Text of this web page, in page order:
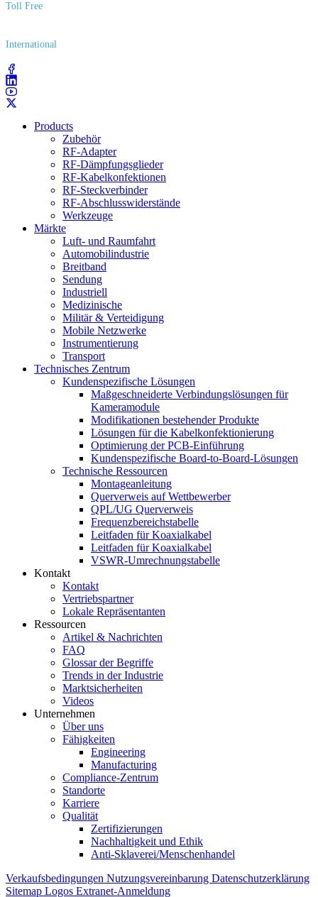
Toll Free
International
Products
Zubehör
RF-Adapter
RF-Dämpfungsglieder
RF-Kabelkonfektionen
RF-Steckverbinder
RF-Abschlusswiderstände
Werkzeuge
Märkte
Luft- und Raumfahrt
Automobilindustrie
Breitband
Sendung
Industriell
Medizinische
Militär & Verteidigung
Mobile Netzwerke
Instrumentierung
Transport
Technisches Zentrum
Kundenspezifische Lösungen
Maßgeschneiderte Verbindungslösungen für
Kameramodule
Modifikationen bestehender Produkte
Lösungen für die Kabelkonfektionierung
Optimierung der PCB-Einführung
Kundenspezifische Board-to-Board-Lösungen
Technische Ressourcen
Montageanleitung
Querverweis auf Wettbewerber
QPL/UG Querverweis
Frequenzbereichstabelle
Leitfaden für Koaxialkabel
Leitfaden für Koaxialkabel
VSWR-Umrechnungstabelle
Kontakt
Kontakt
Vertriebspartner
Lokale Repräsentanten
Ressourcen
Artikel & Nachrichten
FAQ
Glossar der Begriffe
Trends in der Industrie
Marktsicherheiten
Videos
Unternehmen
Über uns
Fähigkeiten
Engineering
Manufacturing
Compliance-Zentrum
Standorte
Karriere
Qualität
Zertifizierungen
Nachhaltigkeit und Ethik
Anti-Sklaverei/Menschenhandel
Verkaufsbedingungen Nutzungsvereinbarung Datenschutzerklärung
Sitemap Logos Extranet-Anmeldung